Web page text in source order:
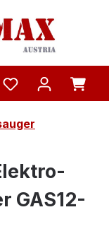
GAS12-